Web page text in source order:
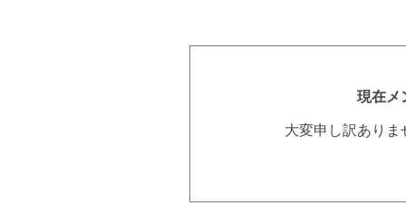
現在メ
大変申し訳あり